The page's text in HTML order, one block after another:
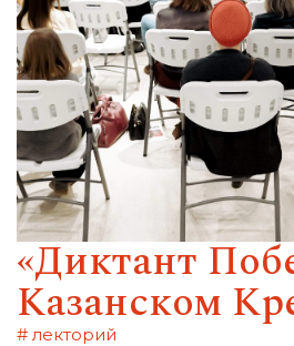
«Диктант
Казанском
# лекторий